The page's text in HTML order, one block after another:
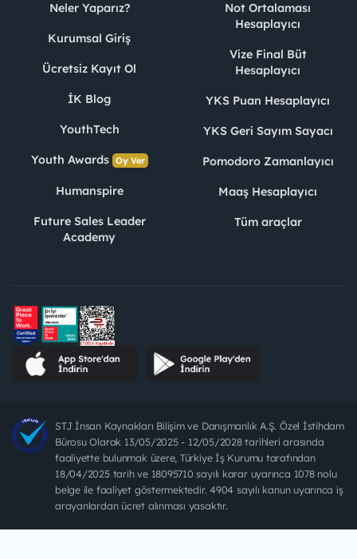
Neler Yaparız?
Kurumsal Giriş
Ücretsiz Kayıt Ol
İK Blog
YouthTech
Youth Awards Oy Ver
Humanspire
Future Sales Leader
Academy
Not Ortalaması
Hesaplayıcı
Vize Final Büt
Hesaplayıcı
YKS Puan Hesaplayıcı
YKS Geri Sayım Sayacı
Pomodoro Zamanlayıcı
Maaş Hesaplayıcı
Tüm araçlar
STJ İnsan Kaynakları Bilişim ve Danışmanlık A.Ş. Özel İstihdam
Bürosu Olarak 13/05/2025 - 12/05/2028 tarihleri arasında
faaliyette bulunmak üzere, Türkiye İş Kurumu tarafından
18/04/2025 tarih ve 18095710 sayılı karar uyarınca 1078 nolu
belge ile faaliyet göstermektedir. 4904 sayılı kanun uyarınca iş
arayanlardan ücret alınması yasaktır.